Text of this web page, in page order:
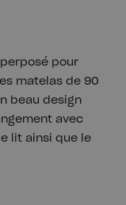
pour
matelas de 90
beau design
avec
lit ainsi que le